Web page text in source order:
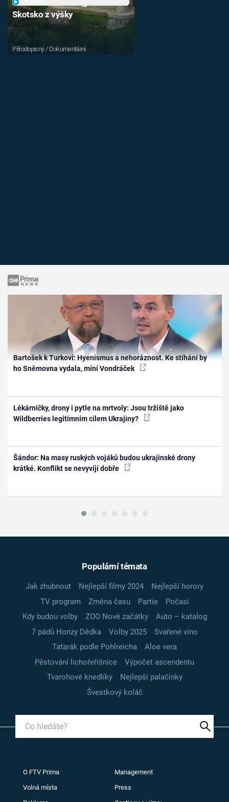
Skotsko z výšky
Přírodopisný / Dokumentární
Bartošek k Turkovi: Hyenismus a nehoráznost. Ke stíhání by
ho Sněmovna vydala, míní Vondráček
Lékárničky, drony i pytle na mrtvoly: Jsou tržiště jako
Wildberries legitimním cílem Ukrajiny?
Šándor: Na masy ruských vojáků budou ukrajinské drony
krátké. Konflikt se nevyvíjí dobře
Populární témata
Jak zhubnout Nejlepší filmy 2024
Nejlepší horory
TV program
Změna času Partie
Počasí
Kdy budou volby
ZOO Nové začátky
Auto – katalog
7 pádů Honzy Dědka
Volby 2025
Svařené víno
Tatarák podle Pohlreicha
Aloe vera
Pěstování lichořeřišnice
Výpočet ascendentu
Tvarohové knedlíky
Nejlepší palačinky
Švestkový koláč
O FTV Prima Management
Volná místa Press